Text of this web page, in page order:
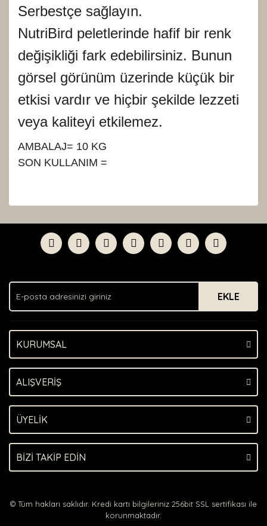
Serbestçe sağlayın.
NutriBird peletlerinde hafif bir renk
değişikliği fark edebilirsiniz. Bunun
görsel görünüm üzerinde küçük bir
etkisi vardır ve hiçbir şekilde lezzeti
veya kaliteyi etkilemez.
AMBALAJ= 10 KG
SON KULLANIM =
Yorum Yaz
formunu kullanarak tarafımıza iletebilirsiniz.
Görüş ve önerileriniz için teşekkür ederiz.
Ürün açıklamasında eksik bilgiler bulunuyor.
Ürün bilgilerinde hatalar bulunuyor.
Bu ürüne benzer farklı alternatifler olmalı.
EKLE
KURUMSAL
ALIŞVERİŞ
ÜYELİK
BİZİ TAKİP EDİN
© Tüm hakları saklıdır. Kredi kartı bilgileriniz 256bit SSL sertifikası ile
korunmaktadır.